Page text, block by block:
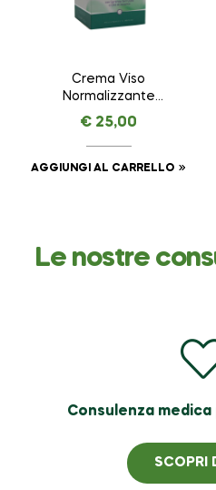
Crema Viso
Normalizzante
AMAVITAL da 50 ml
€ 25,00
AGGIUNGI AL CARRELLO
Le nostre
Consulenza
SCOPRI